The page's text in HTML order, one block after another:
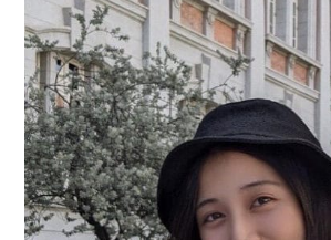
平
均
0.06
錄
取
率，
幾
乎
無
法
一
次
考
到
建
築